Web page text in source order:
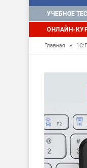
КУРСЫ
УЧЕБНОЕ
ОНЛАЙН-
Главная »